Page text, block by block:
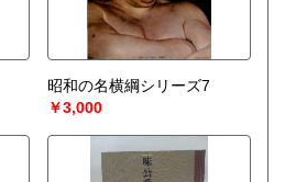
昭和の名横綱シリーズ7
￥3,000